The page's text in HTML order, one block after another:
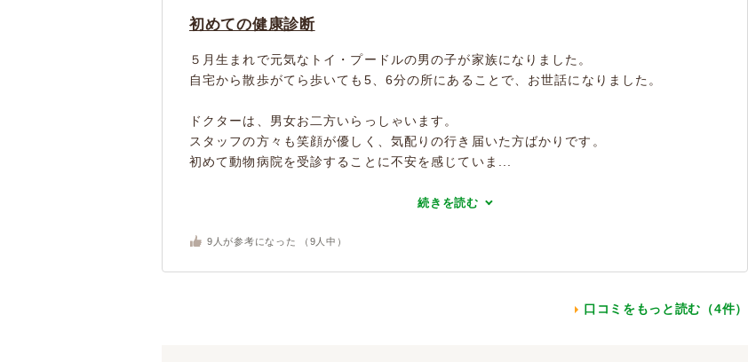
初めての健康診断
５月生まれで元気なトイ・プードルの男の子が家族になりました。
自宅から散歩がてら歩いても5、6分の所にあることで、お世話になりました。
ドクターは、男女お二方いらっしゃいます。
スタッフの方々も笑顔が優しく、気配りの行き届いた方ばかりです。
初めて動物病院を受診することに不安を感じていま...
続きを読む
9 人が参考になった （ 9 人中）
口コミをもっと読む（4件）